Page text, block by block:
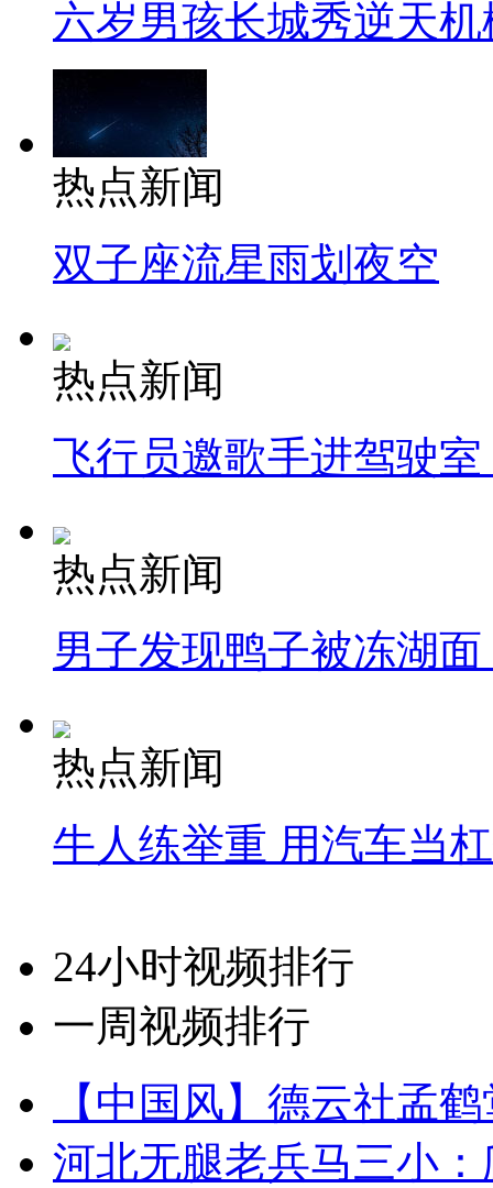
六岁男孩长城秀逆天机
热点新闻
双子座流星雨划夜空
热点新闻
飞行员邀歌手进驾驶
热点新闻
男子发现鸭子被冻湖
热点新闻
牛人练举重 用汽车当
24小时视频排行
一周视频排行
【中国风】德云社孟
河北无腿老兵马三小